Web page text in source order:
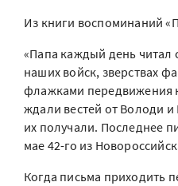
Из книги воспоминаний
«Папа каждый день читал
наших войск, зверствах
флажками передвижения
ждали вестей от Володи
их получали. Последнее
мае 42-го из
Когда письма приходить